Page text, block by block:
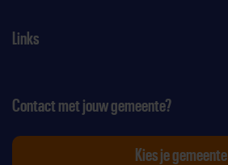
Links
Contact met jouw gemeente?
Kies je gemeente